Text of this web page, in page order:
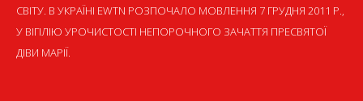
СВІТУ. В УКРАЇНІ EWTN РОЗПОЧАЛО МОВЛЕННЯ 7 ГРУДНЯ 2011 Р.,
У ВІГІЛІЮ УРОЧИСТОСТІ НЕПОРОЧНОГО ЗАЧАТТЯ ПРЕСВЯТОЇ
ДІВИ МАРІЇ.